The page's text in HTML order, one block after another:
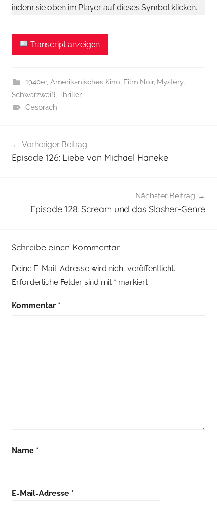
indem sie oben im Player auf dieses Symbol klicken.
Transcript anzeigen
1940er, Amerikanisches Kino, Film Noir, Mystery,
Schwarzweiß, Thriller
Gespräch
Vorheriger Beitrag
Episode 126: Liebe von Michael Haneke
Nächster Beitrag
Episode 128: Scream und das Slasher-Genre
Schreibe einen Kommentar
Deine E-Mail-Adresse wird nicht veröffentlicht.
Erforderliche Felder sind mit * markiert
Kommentar *
Name *
E-Mail-Adresse *